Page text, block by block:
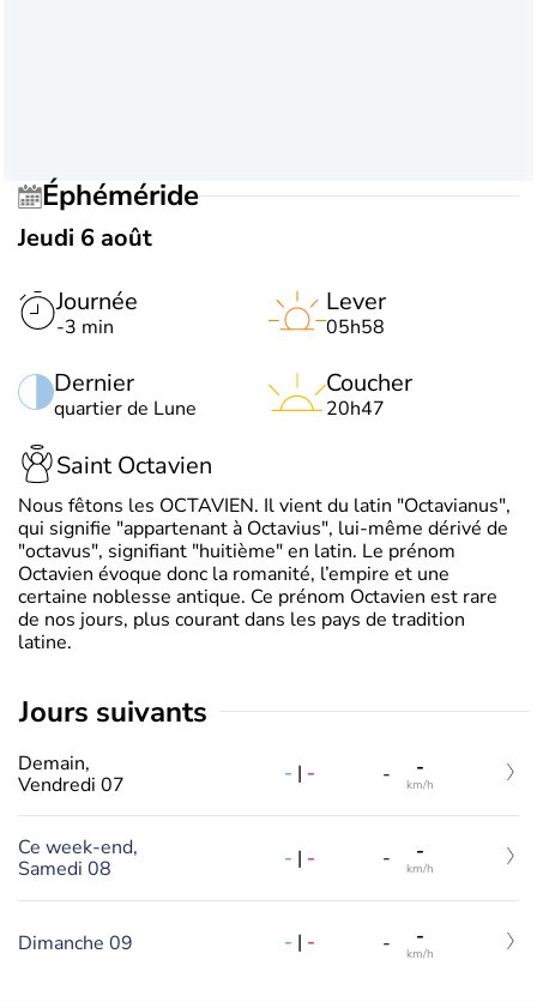
Éphéméride
Jeudi 6 août
Journée
-3 min
Dernier
quartier de Lune
Lever
05h58
Coucher
20h47
Saint Octavien
Nous fêtons les OCTAVIEN. Il vient du latin "Octavianus",
qui signifie "appartenant à Octavius", lui-même dérivé de
"octavus", signifiant "huitième" en latin. Le prénom
Octavien évoque donc la romanité, l’empire et une
certaine noblesse antique. Ce prénom Octavien est rare
de nos jours, plus courant dans les pays de tradition
latine.
jours suivants
Demain,
Vendredi 07
- | - - -
km/h
Ce week-end,
Samedi 08
- | - - -
km/h
Dimanche 09 - | - - -
km/h